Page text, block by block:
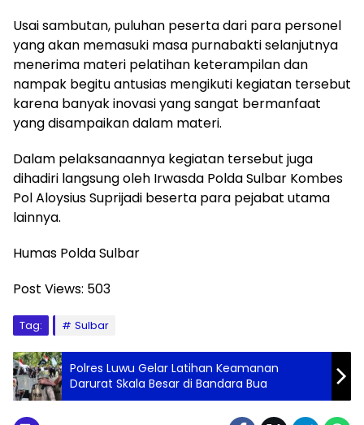
Usai sambutan, puluhan peserta dari para personel
yang akan memasuki masa purnabakti selanjutnya
menerima materi pelatihan keterampilan dan
nampak begitu antusias mengikuti kegiatan tersebut
karena banyak inovasi yang sangat bermanfaat
yang disampaikan dalam materi.
Dalam pelaksanaannya kegiatan tersebut juga
dihadiri langsung oleh Irwasda Polda Sulbar Kombes
Pol Aloysius Suprijadi beserta para pejabat utama
lainnya.
Humas Polda Sulbar
Post Views: 503
Tag: Sulbar
Polres Luwu Gelar Latihan Keamanan
Darurat Skala Besar di Bandara Bua